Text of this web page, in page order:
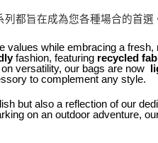
都旨在成為您各種場合的首選
values while embracing a
fashion, featuring recycled
versatility, our bags are now
to complement any style.
but also a reflection of our
on an outdoor adventure,